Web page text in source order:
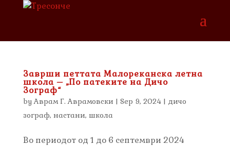
Заврши петтата Малореканска летна
школа – „По патеките на Дичо
Зограф“
byАврам Г. Аврамовски | Sep 9, 2024| дичо
зограф, настани, школа
Во периодот од 1 до 6 септември 2024